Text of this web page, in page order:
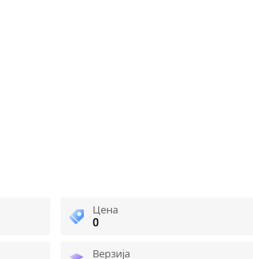
Цена
0
Верзија